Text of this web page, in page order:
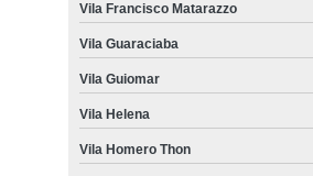
Vila Francisco Matarazzo
Vila Guaraciaba
Vila Guiomar
Vila Helena
Vila Homero Thon